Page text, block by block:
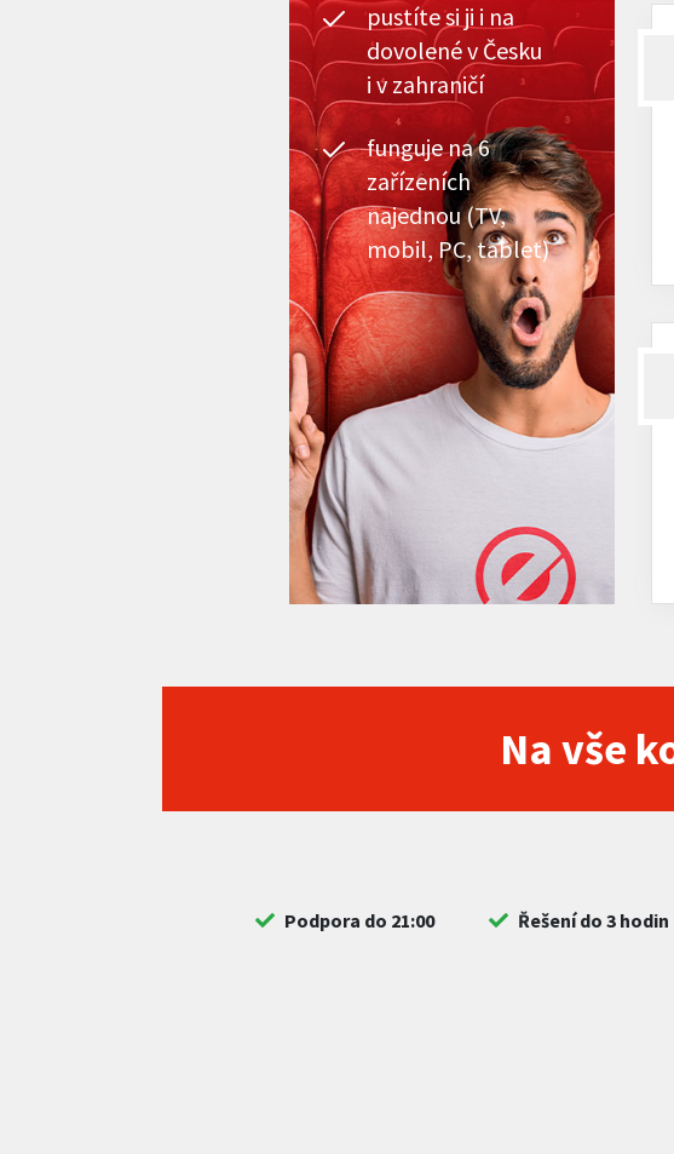
pustíte si ji i na
dovolené v Česku
i v zahraničí
funguje na 6
zařízeních
najednou (TV,
mobil, PC, tablet)
Na vše
Podpora do 21:00 Řešení do 3 hodin